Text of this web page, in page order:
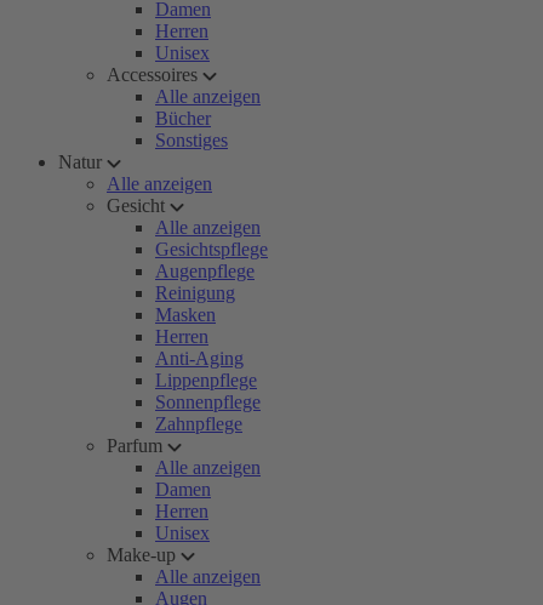
Damen
Herren
Unisex
Accessoires
Alle anzeigen
Bücher
Sonstiges
Natur
Alle anzeigen
Gesicht
Alle anzeigen
Gesichtspflege
Augenpflege
Reinigung
Masken
Herren
Anti-Aging
Lippenpflege
Sonnenpflege
Zahnpflege
Parfum
Alle anzeigen
Damen
Herren
Unisex
Make-up
Alle anzeigen
Augen